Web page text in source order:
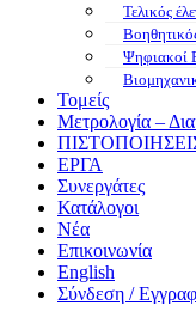
Τελικός
Ψηφιακοί
Τομείς
Μετρολογία –
ΕΡΓΑ
Συνεργάτες
Κατάλογοι
Νέα
Επικοινωνία
English
Σύνδεση /